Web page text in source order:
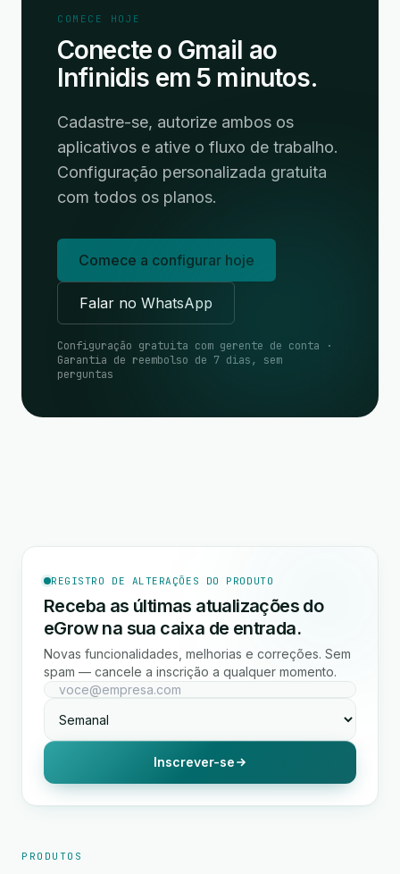
COMECE HOJE
Conecte o Gmail ao
Infinidis em 5 minutos.
Cadastre-se, autorize ambos os
aplicativos e ative o fluxo de trabalho.
Configuração personalizada gratuita
com todos os planos.
Comece a configurar hoje
Falar no WhatsApp
Configuração gratuita com gerente de conta ·
Garantia de reembolso de 7 dias, sem
perguntas
REGISTRO DE ALTERAÇÕES DO PRODUTO
Receba as últimas atualizações do
eGrow na sua caixa de entrada.
Novas funcionalidades, melhorias e correções. Sem
spam — cancele a inscrição a qualquer momento.
Inscrever-se
PRODUTOS